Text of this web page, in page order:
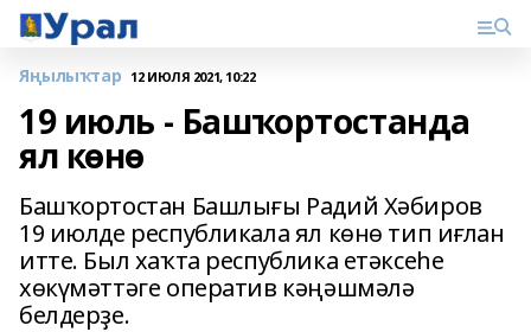
Яңылыҡтар 12 ИЮЛЯ 2021, 10:22
19 июль - Башҡортостанда
ял көнө
Башҡортостан Башлығы Радий Хәбиров
19 июлде республикала ял көнө тип иғлан
итте. Был хаҡта республика етәксеһе
хөкүмәттәге оператив кәңәшмәлә
белдерҙе.